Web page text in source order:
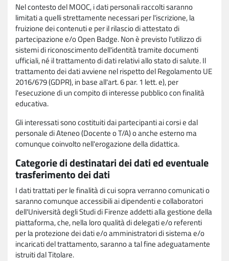
Nel contesto del MOOC, i dati personali raccolti saranno
limitati a quelli strettamente necessari per l'iscrizione, la
fruizione dei contenuti e per il rilascio di attestato di
partecipazione e/o Open Badge. Non è previsto l'utilizzo di
sistemi di riconoscimento dell'identità tramite documenti
ufficiali, né il trattamento di dati relativi allo stato di salute. Il
trattamento dei dati avviene nel rispetto del Regolamento UE
2016/679 (GDPR), in base all'art. 6 par. 1 lett. e), per
l'esecuzione di un compito di interesse pubblico con finalità
educativa.
Gli interessati sono costituiti dai partecipanti ai corsi e dal
personale di Ateneo (Docente o T/A) o anche esterno ma
comunque coinvolto nell'erogazione della didattica.
Categorie di destinatari dei dati ed eventuale
trasferimento dei dati
I dati trattati per le finalità di cui sopra verranno comunicati o
saranno comunque accessibili ai dipendenti e collaboratori
dell'Università degli Studi di Firenze addetti alla gestione della
piattaforma, che, nella loro qualità di delegati e/o referenti
per la protezione dei dati e/o amministratori di sistema e/o
incaricati del trattamento, saranno a tal fine adeguatamente
istruiti dal Titolare.